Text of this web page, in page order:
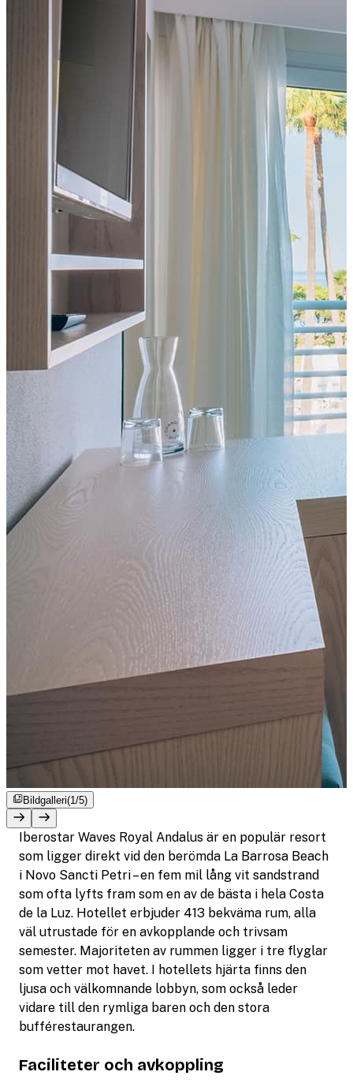
Bildgalleri(1/5)
Iberostar Waves Royal Andalus är en populär resort
som ligger direkt vid den berömda La Barrosa Beach
i Novo Sancti Petri – en fem mil lång vit sandstrand
som ofta lyfts fram som en av de bästa i hela Costa
de la Luz. Hotellet erbjuder 413 bekväma rum, alla
väl utrustade för en avkopplande och trivsam
semester. Majoriteten av rummen ligger i tre flyglar
som vetter mot havet. I hotellets hjärta finns den
ljusa och välkomnande lobbyn, som också leder
vidare till den rymliga baren och den stora
bufférestaurangen.
Faciliteter och avkoppling